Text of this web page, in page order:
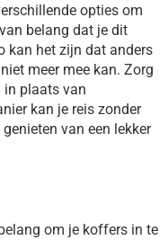
opties om
belang dat je dit
kan het zijn dat anders
meer mee kan. Zorg
in plaats van
kan je reis zonder
van een lekker
om je koffers in te